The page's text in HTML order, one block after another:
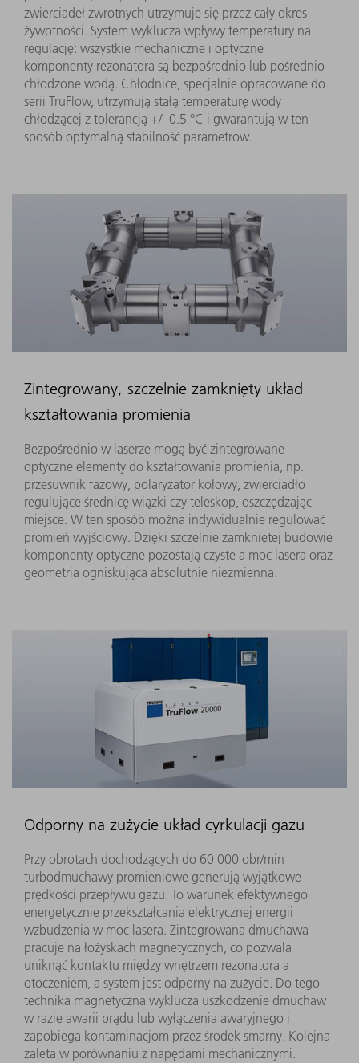
zwierciadeł zwrotnych utrzymuje się przez cały okres
żywotności. System wyklucza wpływy temperatury na
regulację: wszystkie mechaniczne i optyczne
komponenty rezonatora są bezpośrednio lub pośrednio
chłodzone wodą. Chłodnice, specjalnie opracowane do
serii TruFlow, utrzymują stałą temperaturę wody
chłodzącej z tolerancją +/- 0.5 °C i gwarantują w ten
sposób optymalną stabilność parametrów.
Zintegrowany, szczelnie zamknięty układ
kształtowania promienia
Bezpośrednio w laserze mogą być zintegrowane
optyczne elementy do kształtowania promienia, np.
przesuwnik fazowy, polaryzator kołowy, zwierciadło
regulujące średnicę wiązki czy teleskop, oszczędzając
miejsce. W ten sposób można indywidualnie regulować
promień wyjściowy. Dzięki szczelnie zamkniętej budowie
komponenty optyczne pozostają czyste a moc lasera oraz
geometria ogniskująca absolutnie niezmienna.
Odporny na zużycie układ cyrkulacji gazu
Przy obrotach dochodzących do 60 000 obr/min
turbodmuchawy promieniowe generują wyjątkowe
prędkości przepływu gazu. To warunek efektywnego
energetycznie przekształcania elektrycznej energii
wzbudzenia w moc lasera. Zintegrowana dmuchawa
pracuje na łożyskach magnetycznych, co pozwala
uniknąć kontaktu między wnętrzem rezonatora a
otoczeniem, a system jest odporny na zużycie. Do tego
technika magnetyczna wyklucza uszkodzenie dmuchaw
w razie awarii prądu lub wyłączenia awaryjnego i
zapobiega kontaminacjom przez środek smarny. Kolejna
zaleta w porównaniu z napędami mechanicznymi.